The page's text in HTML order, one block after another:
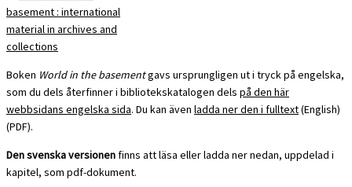
Boken World in the basementgavs ursprungligen ut i tryck på engelska,
som du dels återfinner i bibliotekskatalogen dels på den här
webbsidans engelska sida. Du kan även ladda ner den i fulltext(English)
(PDF).
Den svenska versionenfinns att läsa eller ladda ner nedan, uppdelad i
kapitel, som pdf-dokument.